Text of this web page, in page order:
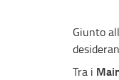
Giunto
Tra i